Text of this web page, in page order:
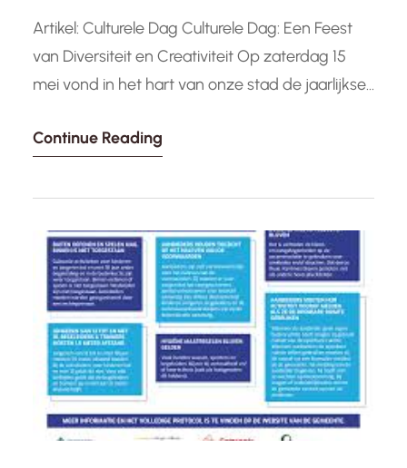
Artikel: Culturele Dag Culturele Dag: Een Feest
van Diversiteit en Creativiteit Op zaterdag 15
mei vond in het hart van onze stad de jaarlijkse
dat de rijke diversiteit van onze gemeenschap
kunsttentoonstellingen, deze dag stond bol van
Continue Reading